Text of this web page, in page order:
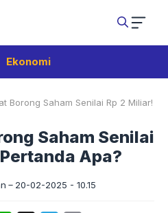
Ekonomi
Borong Saham Senilai Rp 2 Miliar!
Saham Senilai
Apa?
20-02-2025 - 10.15